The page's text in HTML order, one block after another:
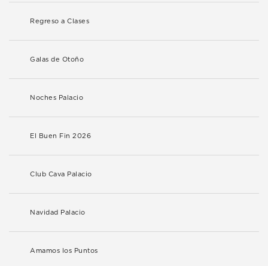
Regreso a Clases
Galas de Otoño
Noches Palacio
El Buen Fin 2026
Club Cava Palacio
Navidad Palacio
Amamos los Puntos